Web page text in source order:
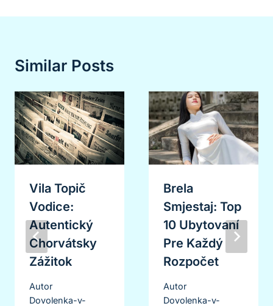
Similar Posts
Vila Topič
Vodice:
Autentický
Chorvátsky
Zážitok
Autor
Dovolenka-v-
Brela
Smjestaj: Top
10 Ubytovaní
Pre Každý
Rozpočet
Autor
Dovolenka-v-